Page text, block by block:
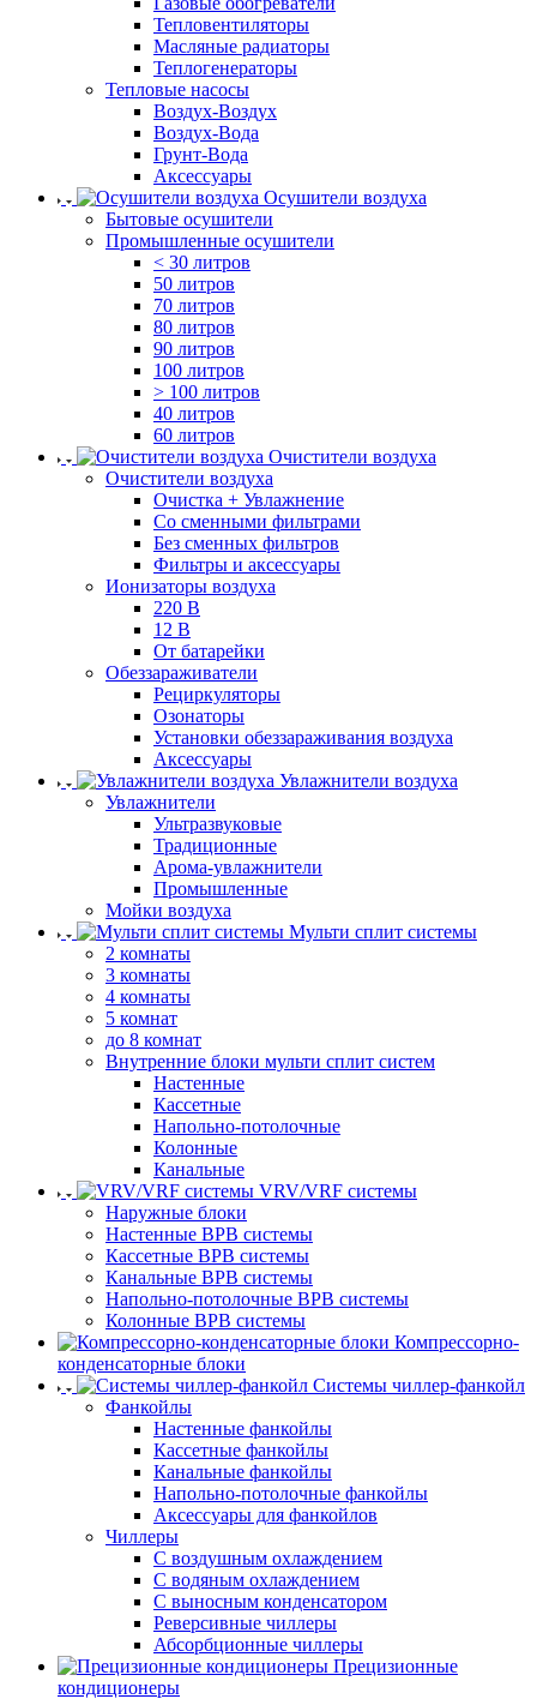
Тепловентиляторы
Масляные радиаторы
Теплогенераторы
Тепловые насосы
Воздух-Воздух
Воздух-Вода
Грунт-Вода
Аксессуары
Осушители воздуха
Бытовые осушители
Промышленные осушители
< 30 литров
50 литров
70 литров
80 литров
90 литров
100 литров
> 100 литров
40 литров
60 литров
Очистители воздуха
Очистители воздуха
Очистка + Увлажнение
Cо сменными фильтрами
Без сменных фильтров
Фильтры и аксессуары
Ионизаторы воздуха
220 В
12 В
От батарейки
Обеззараживатели
Рециркуляторы
Озонаторы
Установки обеззараживания воздуха
Аксессуары
Увлажнители воздуха
Увлажнители
Ультразвуковые
Традиционные
Арома-увлажнители
Промышленные
Мойки воздуха
Мульти сплит системы
2 комнаты
3 комнаты
4 комнаты
5 комнат
до 8 комнат
Внутренние блоки мульти сплит систем
Настенные
Кассетные
Напольно-потолочные
Колонные
Канальные
VRV/VRF системы
Наружные блоки
Настенные ВРВ системы
Кассетные ВРВ системы
Канальные ВРВ системы
Напольно-потолочные ВРВ системы
Колонные ВРВ системы
Компрессорно-
конденсаторные блоки
Системы чиллер-фанкойл
Фанкойлы
Настенные фанкойлы
Кассетные фанкойлы
Канальные фанкойлы
Напольно-потолочные фанкойлы
Аксессуары для фанкойлов
Чиллеры
С воздушным охлаждением
С водяным охлаждением
С выносным конденсатором
Реверсивные чиллеры
Абсорбционные чиллеры
Прецизионные
кондиционеры